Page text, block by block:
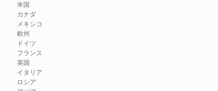
米国
カナダ
メキシコ
欧州
ドイツ
フランス
英国
イタリア
ロシア